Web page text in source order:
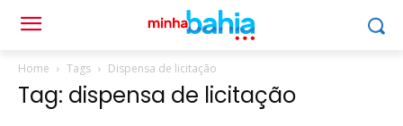
Home Tags Dispensa de licitação
Tag: dispensa de licitação